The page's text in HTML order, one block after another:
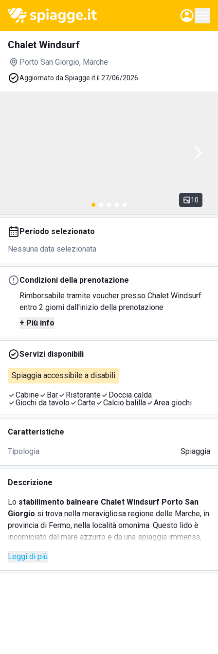
Chalet Windsurf
Porto San Giorgio, Marche
Aggiornato da Spiagge.it il 27/06/2026
10
Periodo selezionato
Nessuna data selezionata
Condizioni della prenotazione
Rimborsabile tramite voucher presso Chalet Windsurf
entro 2 giorni dall'inizio della prenotazione
+ Più info
Servizi disponibili
Spiaggia accessibile a disabili
Cabine Bar Ristorante
Doccia calda
Giochi da tavolo
Carte Calcio balilla Area giochi
Caratteristiche
Tipologia Spiaggia
Descrizione
Lo stabilimento balneare Chalet Windsurf Porto San
Giorgio si trova nella meravigliosa regione delle Marche, in
provincia di Fermo, nella località omonima. Questo lido è
incorniciato dal mare azzurro e da una spiaggia immensa,
pace, della tranquillità e delle vacanze in famiglia. Lo Chalet
è particolarmente apprezzato per i suoi ampi ombrelloni
Leggi di più